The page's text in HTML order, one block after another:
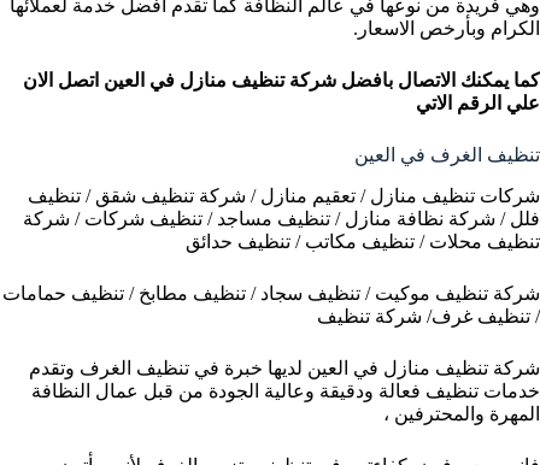
وهي فريدة من نوعها في عالم النظافة كما تقدم افضل خدمة لعملائها
الكرام وبأرخص الاسعار.
كما يمكنك الاتصال بافضل شركة تنظيف منازل في العين اتصل الان
علي الرقم الاتي
تنظيف الغرف في العين
شركات تنظيف منازل / تعقيم منازل / شركة تنظيف شقق / تنظيف
فلل / شركة نظافة منازل / تنظيف مساجد / تنظيف شركات / شركة
تنظيف محلات / تنظيف مكاتب / تنظيف حدائق
شركة تنظيف موكيت / تنظيف سجاد / تنظيف مطابخ / تنظيف حمامات
/ تنظيف غرف/ شركة تنظيف
شركة تنظيف منازل في العين لديها خبرة في تنظيف الغرف وتقدم
خدمات تنظيف فعالة ودقيقة وعالية الجودة من قبل عمال النظافة
المهرة والمحترفين ،